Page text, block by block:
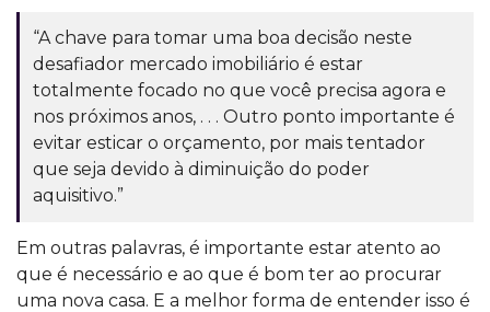
“A chave para tomar uma boa decisão neste
desafiador mercado imobiliário é estar
totalmente focado no que você precisa agora e
nos próximos anos, . . . Outro ponto importante é
evitar esticar o orçamento, por mais tentador
que seja devido à diminuição do poder
aquisitivo.”
Em outras palavras, é importante estar atento ao
que é necessário e ao que é bom ter ao procurar
uma nova casa. E a melhor forma de entender isso é